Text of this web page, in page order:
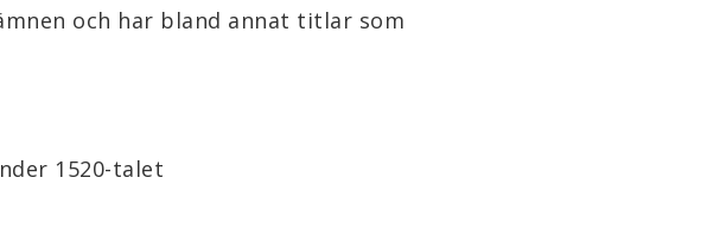
1520-talet